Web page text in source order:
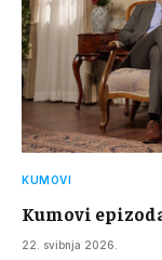
KUMOVI
Kumovi
22. svibnja 2026.